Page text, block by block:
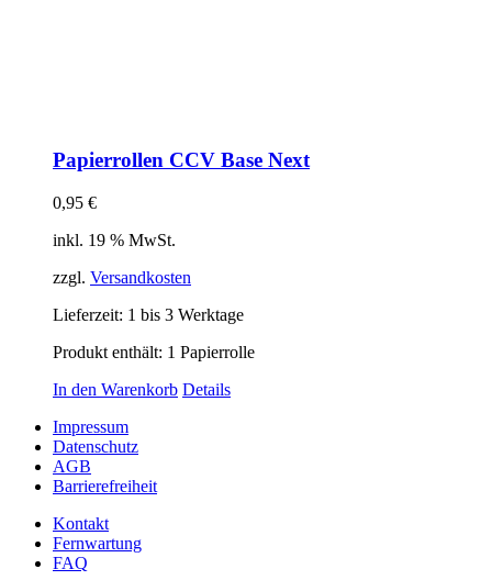
Papierrollen CCV Base Next
0,95 €
inkl. 19 % MwSt.
zzgl. Versandkosten
Lieferzeit: 1 bis 3 Werktage
Produkt enthält: 1 Papierrolle
In den Warenkorb Details
Impressum
Datenschutz
AGB
Barrierefreiheit
Kontakt
Fernwartung
FAQ